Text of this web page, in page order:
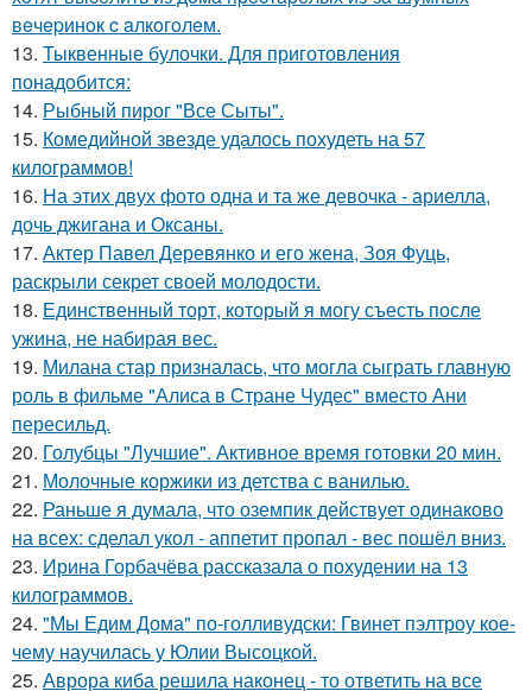
вeчepинoк c aлкoгoлeм.
13. Тыквенные булочки. Для приготовления
понадобится:
14. Рыбный пирог "Все Сыты".
15. Комедийной звезде удалось похудеть на 57
килограммов!
16. На этих двух фото одна и та же девочка - ариелла,
дочь джигана и Оксаны.
17. Актер Павел Деревянко и его жена, Зоя Фуць,
раскрыли секрет своей молодости.
18. Единственный торт, который я могу съесть после
ужина, не набирая вес.
19. Милана стар призналась, что могла сыграть главную
роль в фильме "Алиса в Стране Чудес" вместо Ани
пересильд.
20. Голубцы "Лучшие". Активное время готовки 20 мин.
21. Молочные коржики из детства с ванилью.
22. Раньше я думала, что оземпик действует одинаково
на всех: сделал укол - аппетит пропал - вес пошёл вниз.
23. Ирина Горбачёва рассказала о похудении на 13
килограммов.
24. "Мы Едим Дома" по-голливудски: Гвинет пэлтроу кое-
чему научилась у Юлии Высоцкой.
25. Аврора киба решила наконец - то ответить на все